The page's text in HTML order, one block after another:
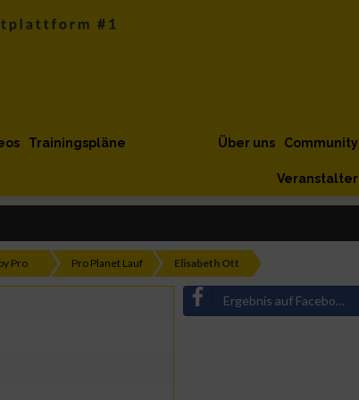
Trainingspläne Community
Über uns
Veranstalter
Pro
Pro Planet Lauf Elisabeth Ott
Ergebnis auf Facebook teilen